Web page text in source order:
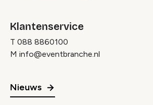
Klantenservice
T 088 8860100
M info@eventbranche.nl
Nieuws